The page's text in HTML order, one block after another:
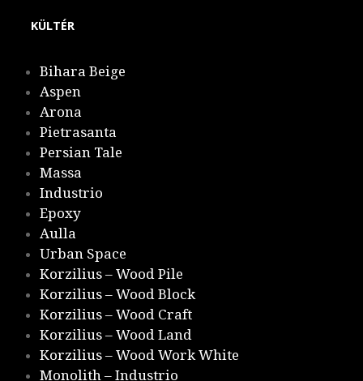
KÜLTÉR
Bihara Beige
Aspen
Arona
Pietrasanta
Persian Tale
Massa
Industrio
Epoxy
Aulla
Urban Space
Korzilius – Wood Pile
Korzilius – Wood Block
Korzilius – Wood Craft
Korzilius – Wood Land
Korzilius – Wood Work White
Monolith – Industrio